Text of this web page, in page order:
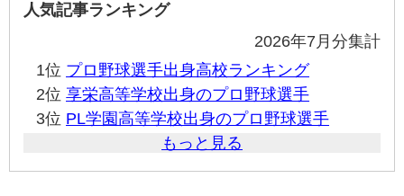
人気記事ランキング
2026年7月分集計
1位 プロ野球選手出身高校ランキング
2位 享栄高等学校出身のプロ野球選手
3位 PL学園高等学校出身のプロ野球選手
もっと見る